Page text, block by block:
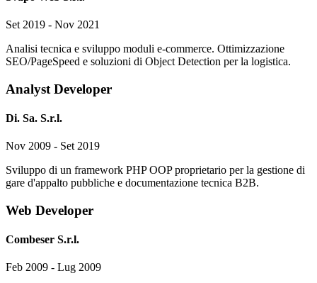
Set 2019 - Nov 2021
Analisi tecnica e sviluppo moduli e-commerce. Ottimizzazione
SEO/PageSpeed e soluzioni di Object Detection per la logistica.
Analyst Developer
Di. Sa. S.r.l.
Nov 2009 - Set 2019
Sviluppo di un framework PHP OOP proprietario per la gestione di
gare d'appalto pubbliche e documentazione tecnica B2B.
Web Developer
Combeser S.r.l.
Feb 2009 - Lug 2009